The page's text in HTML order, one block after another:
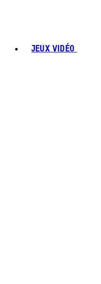
JEUX VIDÉO